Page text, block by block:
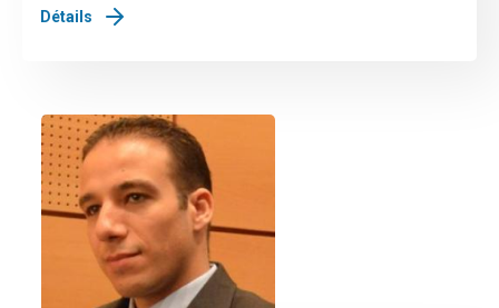
Détails